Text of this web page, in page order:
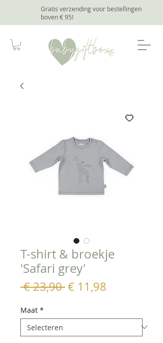
Gratis verzending voor bestellingen
boven € 95!
T-shirt & broekje
'Safari grey'
€ 23,90 Normale
€ 11,98
Maat *